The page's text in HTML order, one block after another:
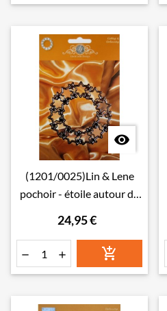

(1201/0025)Lin & Lene
pochoir - étoile autour de
24,95 €
  